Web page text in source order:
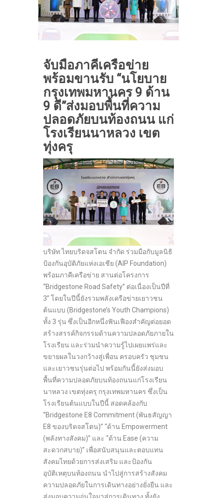
จับมือภาคีเครือข่าย
พร้อมขานรับ “นโยบาย
กรุงเทพมหานคร 9 ด้าน
9 ดี”ส่งมอบพื้นที่ความ
ปลอดภัยบนท้องถนน แก่
โรงเรียนนาหลวง เขต
ทุ่งครุ
บริษัท ไทยบริดจสโตน จํากัด ร่วมมือกับมูลนิธิ
ป้องกันอุบัติภัยแห่งเอเชีย (AIP Foundation)
พร้อมภาคีเครือข่าย สานต่อโครงการ
“Bridgestone Road Safety” ต่อเนื่องเป็นปีที่
3” โดยในปีนี้ยังรวมพลังเครือข่ายเยาวชน
ต้นแบบ (Bridgestone’s Youth Champions)
ทั้ง 3 รุ่น ซึ่งเป็นอีกหนึ่งฟันเฟืองสำคัญต่อยอด
สร้างสรรค์กิจกรรมด้านความปลอดภัยภายใน
โรงเรียน และร่วมนำความรู้ไปเผยแพร่และ
ขยายผลในวงกว้างสู่เพื่อน ครอบครัว ชุมชน
และเยาวชนรุ่นต่อไป พร้อมกันนี้ยังส่งมอบ
พื้นที่ความปลอดภัยบนท้องถนนแก่โรงเรียน
นาหลวง เขตทุ่งครุ กรุงเทพมหานคร ซึ่งเป็น
โรงเรียนต้นแบบในปีนี้ สอดคล้องกับ
“Bridgestone E8 Commitment (พันธสัญญา
E8 ของบริดจสโตน)” “ด้าน Empowerment
(พลังทางสังคม)” และ “ด้าน Ease (ความ
สะดวกสบาย)” เพื่อสนับสนุนและตอบแทน
สังคมไทยด้วยการส่งเสริม และป้องกัน
อุบัติเหตุบนท้องถนน นำไปสู่การสร้างสังคม
ความปลอดภัยในการเดินทางอย่างยั่งยืน และ